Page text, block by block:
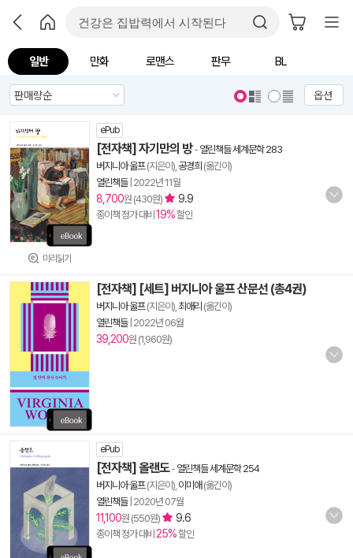
일반 만화 로맨스 판무 BL
옵션
미리읽기
ePub
[전자책] 자기만의 방- 열린책들 세계문학 283
버지니아 울프(지은이), 공경희 (옮긴이)
열린책들| 2022년 11월
8,700원 (430원) 9.9
종이책 정가 대비 19%할인
[전자책] [세트] 버지니아 울프 산문선 (총4권)
버지니아 울프(지은이), 최애리 (옮긴이)
열린책들| 2022년 06월
39,200원 (1,960원)
ePub
[전자책] 올랜도- 열린책들 세계문학 254
버지니아 울프(지은이), 이미애 (옮긴이)
열린책들| 2020년 07월
11,100원 (550원) 9.6
종이책 정가 대비 25%할인